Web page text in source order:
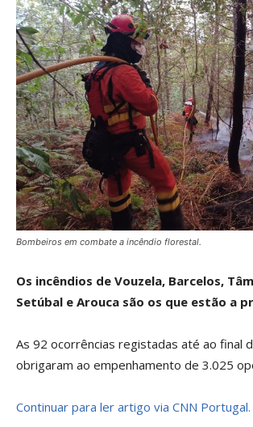
Bombeiros em combate a incêndio florestal.
Os incêndios de Vouzela, Barcelos,
Setúbal e Arouca são os que estão a
As 92 ocorrências registadas até ao final
obrigaram ao empenhamento de 3.025
Continuar para ler artigo via CNN Portugal.